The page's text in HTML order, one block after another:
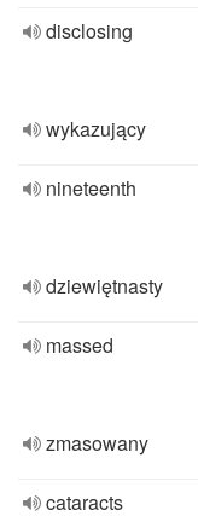
disclosing
wykazujący
nineteenth
dziewiętnasty
massed
zmasowany
cataracts